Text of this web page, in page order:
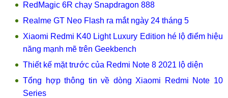
RedMagic 6R chạy Snapdragon 888
Realme GT Neo Flash ra mắt ngày 24 tháng 5
Xiaomi Redmi K40 Light Luxury Edition hé lộ điểm hiệu
năng mạnh mẽ trên Geekbench
Thiết kế mặt trước của Redmi Note 8 2021 lộ diện
Tổng hợp thông tin về dòng Xiaomi Redmi Note 10
Series